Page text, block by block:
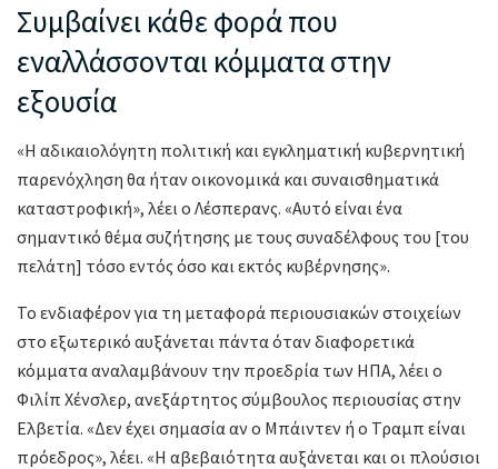
Συμβαίνει κάθε φορά που
εναλλάσσονται κόμματα στην
εξουσία
«Η αδικαιολόγητη πολιτική και εγκληματική κυβερνητική
παρενόχληση θα ήταν οικονομικά και συναισθηματικά
καταστροφική», λέει ο Λέσπερανς. «Αυτό είναι ένα
σημαντικό θέμα συζήτησης με τους συναδέλφους του [του
πελάτη] τόσο εντός όσο και εκτός κυβέρνησης».
Το ενδιαφέρον για τη μεταφορά περιουσιακών στοιχείων
στο εξωτερικό αυξάνεται πάντα όταν διαφορετικά
κόμματα αναλαμβάνουν την προεδρία των ΗΠΑ, λέει ο
Φιλίπ Χένσλερ, ανεξάρτητος σύμβουλος περιουσίας στην
Ελβετία. «Δεν έχει σημασία αν ο Μπάιντεν ή ο Τραμπ είναι
πρόεδρος», λέει. «Η αβεβαιότητα αυξάνεται και οι πλούσιοι